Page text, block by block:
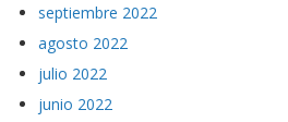
septiembre 2022
agosto 2022
julio 2022
junio 2022